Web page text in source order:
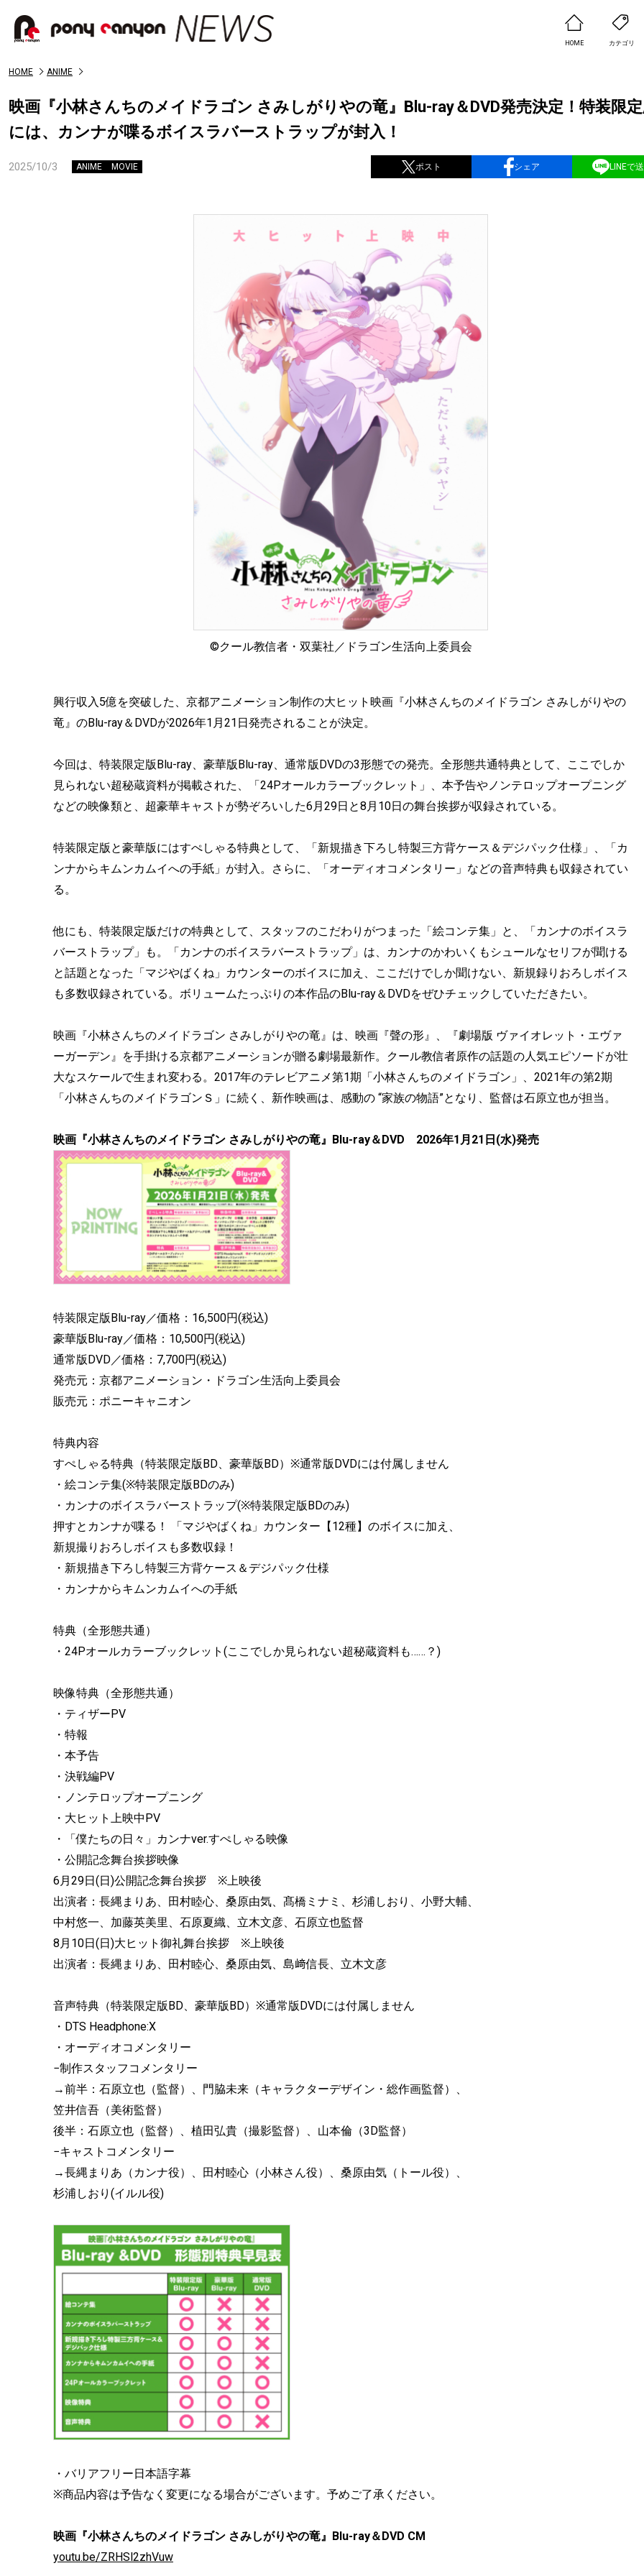
HOME カテゴリ
HOME ANIME
映画『小林さんちのメイドラゴン さみしがりやの竜』Blu-ray＆DVD発売決定！特装限
には、カンナが喋るボイスラバーストラップが封入！
2025/10/3 ANIME MOVIE ポスト シェア LINEで
©クール教信者・双葉社／ドラゴン生活向上委員会
興行収入5億を突破した、京都アニメーション制作の大ヒット映画『小林さんちのメイドラゴン さみしがりやの
竜』のBlu-ray＆DVDが2026年1月21日発売されることが決定。
今回は、特装限定版Blu-ray、豪華版Blu-ray、通常版DVDの3形態での発売。全形態共通特典として、ここでしか
見られない超秘蔵資料が掲載された、「24Pオールカラーブックレット」、本予告やノンテロップオープニング
などの映像類と、超豪華キャストが勢ぞろいした6月29日と8月10日の舞台挨拶が収録されている。
特装限定版と豪華版にはすぺしゃる特典として、「新規描き下ろし特製三方背ケース＆デジパック仕様」、「カ
ンナからキムンカムイへの手紙」が封入。さらに、「オーディオコメンタリー」などの音声特典も収録されてい
る。
他にも、特装限定版だけの特典として、スタッフのこだわりがつまった「絵コンテ集」と、「カンナのボイスラ
バーストラップ」も。「カンナのボイスラバーストラップ」は、カンナのかわいくもシュールなセリフが聞ける
と話題となった「マジやばくね」カウンターのボイスに加え、ここだけでしか聞けない、新規録りおろしボイス
も多数収録されている。ボリュームたっぷりの本作品のBlu-ray＆DVDをぜひチェックしていただきたい。
映画『小林さんちのメイドラゴン さみしがりやの竜』は、映画『聲の形』、『劇場版 ヴァイオレット・エヴァ
ーガーデン』を手掛ける京都アニメーションが贈る劇場最新作。クール教信者原作の話題の人気エピソードが壮
大なスケールで生まれ変わる。2017年のテレビアニメ第1期「小林さんちのメイドラゴン」、2021年の第2期
「小林さんちのメイドラゴンＳ」に続く、新作映画は、感動の “家族の物語”となり、監督は石原立也が担当。
映画『小林さんちのメイドラゴン さみしがりやの竜』Blu-ray＆DVD 2026年1月21日(水)発売
特装限定版Blu-ray／価格：16,500円(税込)
豪華版Blu-ray／価格：10,500円(税込)
通常版DVD／価格：7,700円(税込)
発売元：京都アニメーション・ドラゴン生活向上委員会
販売元：ポニーキャニオン
特典内容
すぺしゃる特典（特装限定版BD、豪華版BD）※通常版DVDには付属しません
・絵コンテ集(※特装限定版BDのみ)
・カンナのボイスラバーストラップ(※特装限定版BDのみ)
押すとカンナが喋る！ 「マジやばくね」カウンター【12種】のボイスに加え、
新規撮りおろしボイスも多数収録！
・新規描き下ろし特製三方背ケース＆デジパック仕様
・カンナからキムンカムイへの手紙
特典（全形態共通）
・24Pオールカラーブックレット(ここでしか見られない超秘蔵資料も……？)
映像特典（全形態共通）
・ティザーPV
・特報
・本予告
・決戦編PV
・ノンテロップオープニング
・大ヒット上映中PV
・「僕たちの日々」カンナver.すぺしゃる映像
・公開記念舞台挨拶映像
6月29日(日)公開記念舞台挨拶 ※上映後
出演者：長縄まりあ、田村睦心、桑原由気、髙橋ミナミ、杉浦しおり、小野大輔、
中村悠一、加藤英美里、石原夏織、立木文彦、石原立也監督
8月10日(日)大ヒット御礼舞台挨拶 ※上映後
出演者：長縄まりあ、田村睦心、桑原由気、島﨑信長、立木文彦
音声特典（特装限定版BD、豪華版BD）※通常版DVDには付属しません
・DTS Headphone:X
・オーディオコメンタリー
−制作スタッフコメンタリー
→前半：石原立也（監督）、門脇未来（キャラクターデザイン・総作画監督）、
笠井信吾（美術監督）
後半：石原立也（監督）、植田弘貴（撮影監督）、山本倫（3D監督）
−キャストコメンタリー
→長縄まりあ（カンナ役）、田村睦心（小林さん役）、桑原由気（トール役）、
杉浦しおり(イルル役)
・バリアフリー日本語字幕
※商品内容は予告なく変更になる場合がございます。予めご了承ください。
映画『小林さんちのメイドラゴン さみしがりやの竜』Blu-ray＆DVD CM
youtu.be/ZRHSl2zhVuw